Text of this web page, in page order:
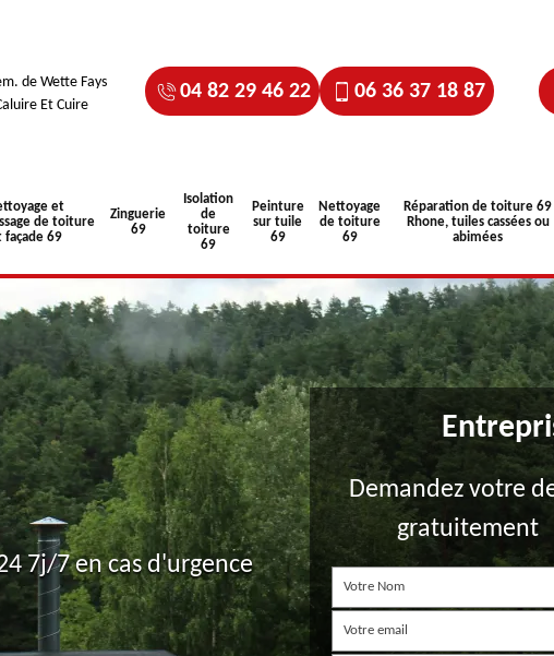
de Wette Fays
Et Cuire
04 82 29 46 22 06 36 37 18 87
et
de toiture
façade 69
Zinguerie
69
Isolation
de
toiture
69
Peinture
sur tuile
69
Nettoyage
de toiture
69
Réparation de toiture 69
Rhone, tuiles cassées ou
abimées
7j/7 en cas d'urgence
Demandez votre
gratuitement